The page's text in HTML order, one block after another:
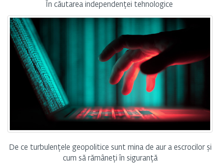
În căutarea independenței tehnologice
De ce turbulențele geopolitice sunt mina de aur a escrocilor și
cum să rămâneți în siguranță